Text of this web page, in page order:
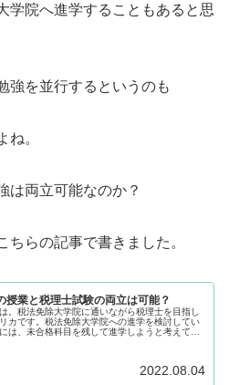
学院へ進学することもあると思
強を並行するというのも
ね。
は両立可能なのか？
ちらの記事で書きました。
授業と税理士試験の両立は可能？
。税法免除大学院に通いながら税理士を目指し
カです。税法免除大学院への進学を検討してい
は、未合格科目を残して進学しようと考えてい
2022.08.04